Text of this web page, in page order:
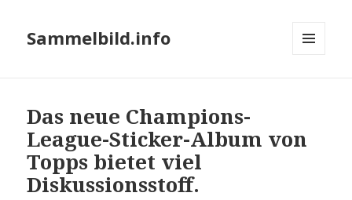
Sammelbild.info
Das neue Champions-
League-Sticker-Album von
Topps bietet viel
Diskussionsstoff.